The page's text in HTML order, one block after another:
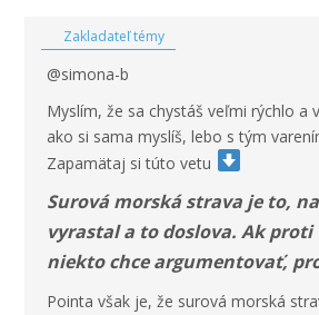
Zakladateľ témy
@simona-b
Myslím, že sa chystáš veľmi rýchlo a
ako si sama myslíš, lebo s tým
Zapamätaj si túto vetu
Surová morská strava je to,
vyrastal a to doslova. Ak
niekto chce argumentovať,
Pointa však je, že surová morská